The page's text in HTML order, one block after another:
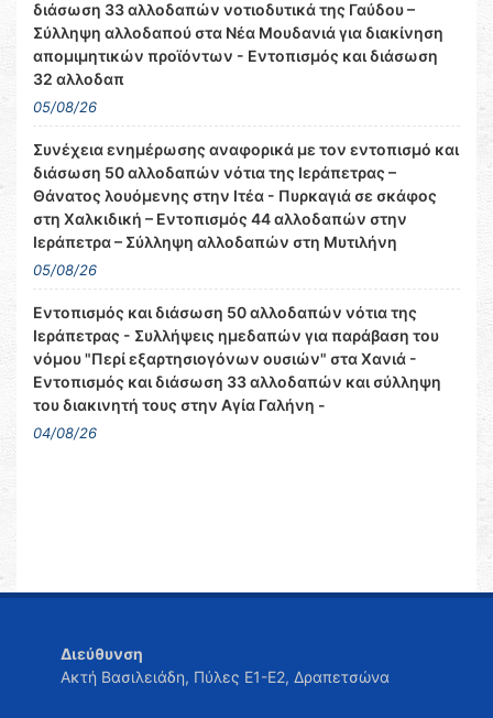
διάσωση 33 αλλοδαπών νοτιοδυτικά της Γαύδου –
Σύλληψη αλλοδαπού στα Νέα Μουδανιά για διακίνηση
απομιμητικών προϊόντων - Εντοπισμός και διάσωση
32 αλλοδαπ
05/08/26
Συνέχεια ενημέρωσης αναφορικά με τον εντοπισμό και
διάσωση 50 αλλοδαπών νότια της Ιεράπετρας –
Θάνατος λουόμενης στην Ιτέα - Πυρκαγιά σε σκάφος
στη Χαλκιδική – Εντοπισμός 44 αλλοδαπών στην
Ιεράπετρα – Σύλληψη αλλοδαπών στη Μυτιλήνη
05/08/26
Εντοπισμός και διάσωση 50 αλλοδαπών νότια της
Ιεράπετρας - Συλλήψεις ημεδαπών για παράβαση του
νόμου "Περί εξαρτησιογόνων ουσιών" στα Χανιά -
Εντοπισμός και διάσωση 33 αλλοδαπών και σύλληψη
του διακινητή τους στην Αγία Γαλήνη -
04/08/26
Διεύθυνση
Ακτή Βασιλειάδη, Πύλες Ε1-Ε2, Δραπετσώνα